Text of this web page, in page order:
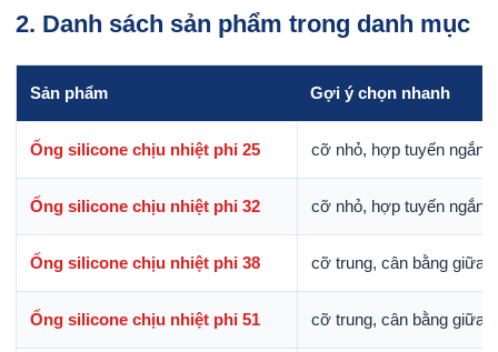
2. Danh sách sản phẩm trong danh mục
Sản phẩm Gợi ý chọn nhanh
Ống silicone chịu nhiệt phi 25 cỡ nhỏ, hợp tuyến ngắn
Ống silicone chịu nhiệt phi 32 cỡ nhỏ, hợp tuyến ngắn
Ống silicone chịu nhiệt phi 38 cỡ trung, cân bằng giữa
Ống silicone chịu nhiệt phi 51 cỡ trung, cân bằng giữa